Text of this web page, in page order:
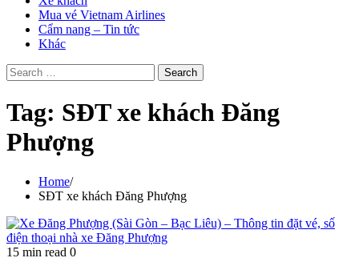
Mua vé Vietnam Airlines
Cẩm nang – Tin tức
Khác
Search
for:
Tag: SĐT xe khách Đăng
Phượng
Home
SĐT xe khách Đăng Phượng
15 min read 0